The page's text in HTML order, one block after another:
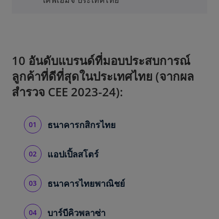
10 อันดับแบรนด์ที่มอบประสบการณ์
ลูกค้าที่ดีที่สุดในประเทศไทย (จากผล
สำรวจ CEE 2023-24):
ธนาคารกสิกรไทย
แอปเปิ้ลสโตร์
ธนาคารไทยพาณิชย์
บาร์บีคิวพลาซ่า